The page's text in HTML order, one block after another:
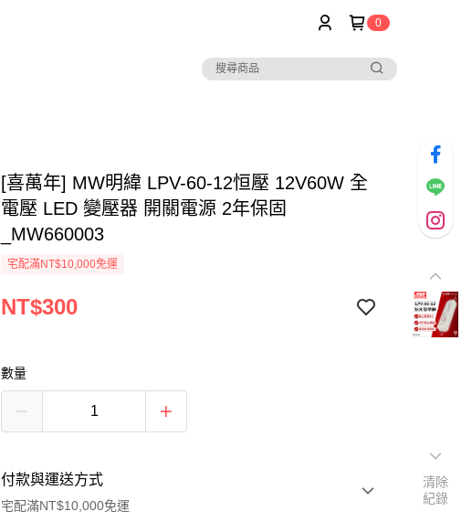
0
[喜萬年] MW明緯 LPV-60-12恒壓 12V60W 全
電壓 LED 變壓器 開關電源 2年保固
_MW660003
宅配滿NT$10,000免運
NT$300
數量
付款與運送方式
宅配滿NT$10,000免運
清除
紀錄